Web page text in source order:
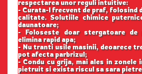
respectarea unor reguli intuitive:
- Curata-l frecvent de praf, folosind
calitate. Solutiile chimice
daunatoare;
- Foloseste doar stergatoare de
elimina rapid apa;
- Nu tranti usile masinii, deoarece
pot afecta parbrizul;
- Condu cu grija, mai ales in zonele
pietruit si exista riscul sa sara